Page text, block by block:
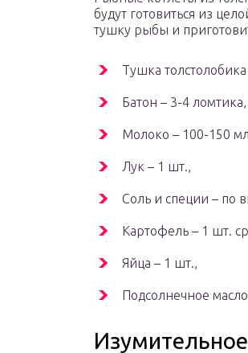
будут готовиться из
тушку рыбы и
Тушка
Батон – 3-4 ломтика,
Молоко – 100-150
Лук – 1 шт.,
Соль и специи – по
Картофель – 1 шт.
Яйца – 1 шт.,
Подсолнечное масло